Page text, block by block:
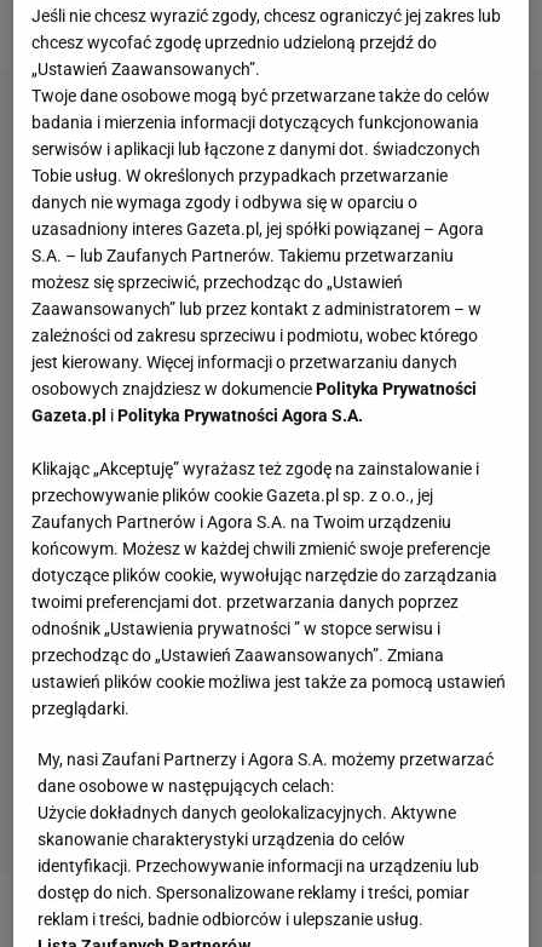
dziennikarz Sport.pl Norbert Amlicki.
Zobacz wideoMichał Żewłakow zbawcą Legii?
Jeśli nie chcesz wyrazić zgody, chcesz ograniczyć jej zakres lub
chcesz wycofać zgodę uprzednio udzieloną przejdź do
„Ustawień Zaawansowanych”.
Twoje dane osobowe mogą być przetwarzane także do celów
badania i mierzenia informacji dotyczących funkcjonowania
serwisów i aplikacji lub łączone z danymi dot. świadczonych
Tobie usług. W określonych przypadkach przetwarzanie
danych nie wymaga zgody i odbywa się w oparciu o
uzasadniony interes Gazeta.pl, jej spółki powiązanej – Agora
S.A. – lub Zaufanych Partnerów. Takiemu przetwarzaniu
możesz się sprzeciwić, przechodząc do „Ustawień
Zaawansowanych” lub przez kontakt z administratorem – w
zależności od zakresu sprzeciwu i podmiotu, wobec którego
jest kierowany. Więcej informacji o przetwarzaniu danych
osobowych znajdziesz w dokumenciePolityka Prywatności
Gazeta.pl iPolityka Prywatności Agora S.A.
Klikając „Akceptuję” wyrażasz też zgodę na zainstalowanie i
przechowywanie plików cookie Gazeta.pl sp. z o.o., jej
Zaufanych Partnerów i Agora S.A. na Twoim urządzeniu
końcowym. Możesz w każdej chwili zmienić swoje preferencje
dotyczące plików cookie, wywołując narzędzie do zarządzania
twoimi preferencjami dot. przetwarzania danych poprzez
odnośnik „Ustawienia prywatności ” w stopce serwisu i
przechodząc do „Ustawień Zaawansowanych”. Zmiana
ustawień plików cookie możliwa jest także za pomocą ustawień
przeglądarki.
My, nasi Zaufani Partnerzy i Agora S.A. możemy przetwarzać
dane osobowe w następujących celach:
Użycie dokładnych danych geolokalizacyjnych. Aktywne
skanowanie charakterystyki urządzenia do celów
identyfikacji. Przechowywanie informacji na urządzeniu lub
dostęp do nich. Spersonalizowane reklamy i treści, pomiar
reklam i treści, badnie odbiorców i ulepszanie usług.